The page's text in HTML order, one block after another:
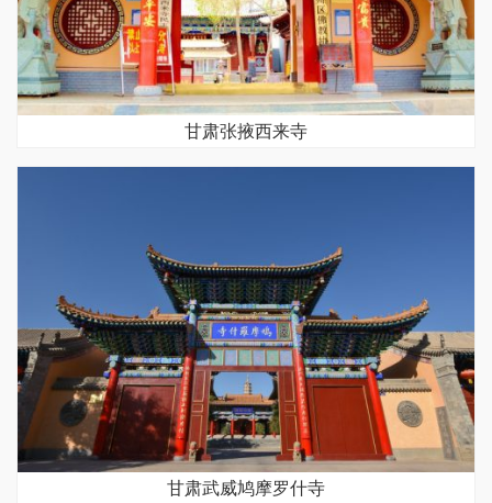
甘肃张掖西来寺
甘肃武威鸠摩罗什寺